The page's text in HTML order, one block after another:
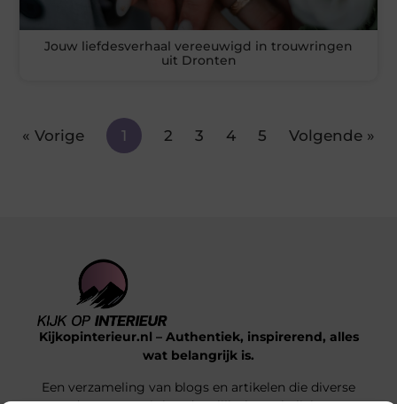
Jouw liefdesverhaal vereeuwigd in trouwringen
uit Dronten
« Vorige 1 2 3 4 5 Volgende »
Kijkopinterieur.nl – Authentiek, inspirerend, alles
wat belangrijk is.
Een verzameling van blogs en artikelen die diverse